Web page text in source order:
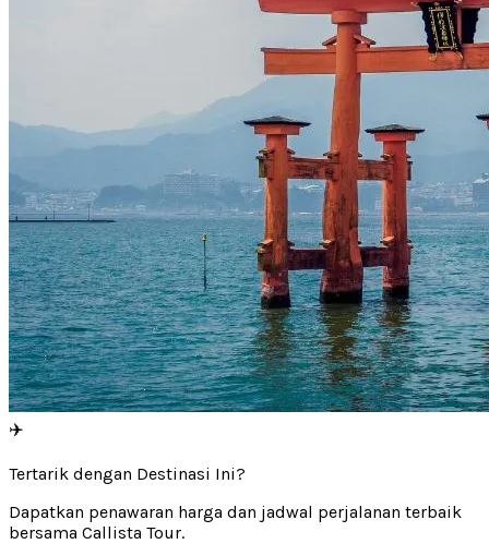
✈️
Tertarik dengan Destinasi Ini?
Dapatkan penawaran harga dan jadwal perjalanan terbaik
bersama Callista Tour.